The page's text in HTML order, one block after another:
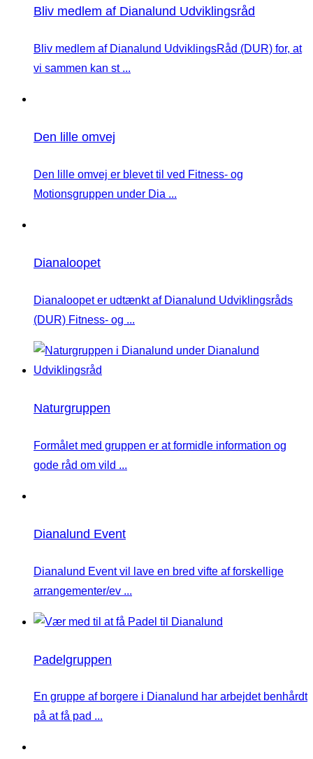
Bliv medlem af Dianalund Udviklingsråd
Bliv medlem af Dianalund UdviklingsRåd (DUR) for, at
vi sammen kan st ...
Den lille omvej
Den lille omvej er blevet til ved Fitness- og
Motionsgruppen under Dia ...
Dianaloopet
Dianaloopet er udtænkt af Dianalund Udviklingsråds
(DUR) Fitness- og ...
Naturgruppen
Formålet med gruppen er at formidle information og
gode råd om vild ...
Dianalund Event
Dianalund Event vil lave en bred vifte af forskellige
arrangementer/ev ...
Padelgruppen
En gruppe af borgere i Dianalund har arbejdet benhårdt
på at få pad ...